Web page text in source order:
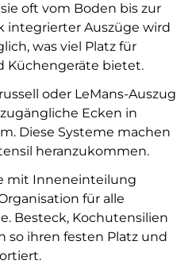
oft vom Boden bis zur
integrierter Auszüge wird
was viel Platz für
Küchengeräte bietet.
oder LeMans-Auszug
Ecken in
Diese Systeme machen
heranzukommen.
mit Inneneinteilung
für alle
Besteck, Kochutensilien
so ihren festen Platz und